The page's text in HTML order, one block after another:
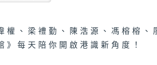
權、梁禮勤、陳浩源、馮榕榕、
》每天陪你開啟港識新角度！